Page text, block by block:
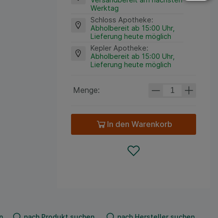
Werktag
Schloss Apotheke:
Abholbereit ab 15:00 Uhr,
Lieferung heute möglich
Kepler Apotheke:
Abholbereit ab 15:00 Uhr,
Lieferung heute möglich
Menge:
In den Warenkorb